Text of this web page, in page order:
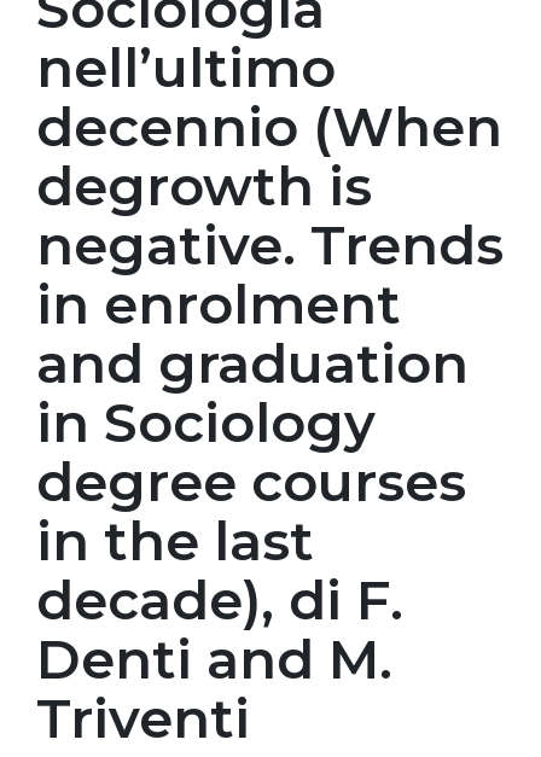
nell’ultimo
decennio (When
degrowth is
negative. Trends
in enrolment
and graduation
in Sociology
degree courses
in the last
decade), di F.
Denti and M.
Triventi